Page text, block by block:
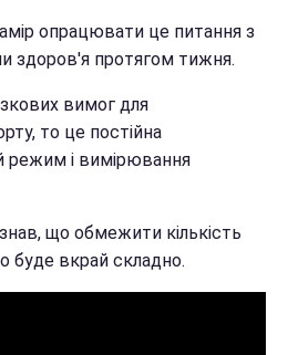
опрацювати це питання з
здоров'я протягом тижня.
вимог для
то це постійна
режим і вимірювання
що обмежити кількість
буде вкрай складно.